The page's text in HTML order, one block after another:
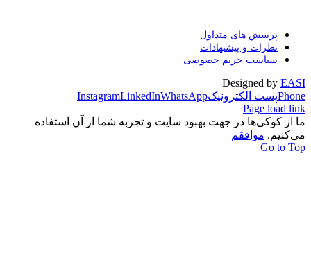
InstagramLinkedInWhatsApp
سایت و تجربه شما از آن استفاده